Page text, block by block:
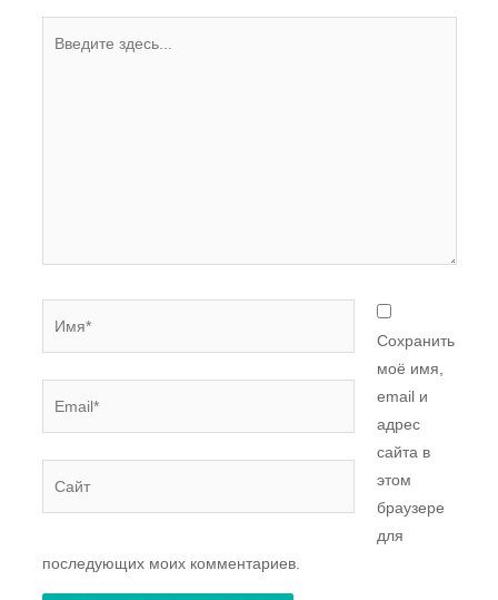
здесь...
Сохранить
моё имя,
email и
адрес
сайта в
этом
браузере
для
последующих моих комментариев.